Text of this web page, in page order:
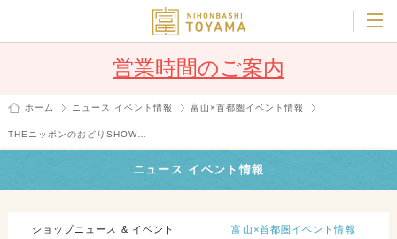
営業時間のご案内
ホーム ニュース イベント情報 富山×首都圏イベント情報
THEニッポンのおどりSHOW…
ニュース イベント情報
ショップニュース & イベント 富山×首都圏イベント情報